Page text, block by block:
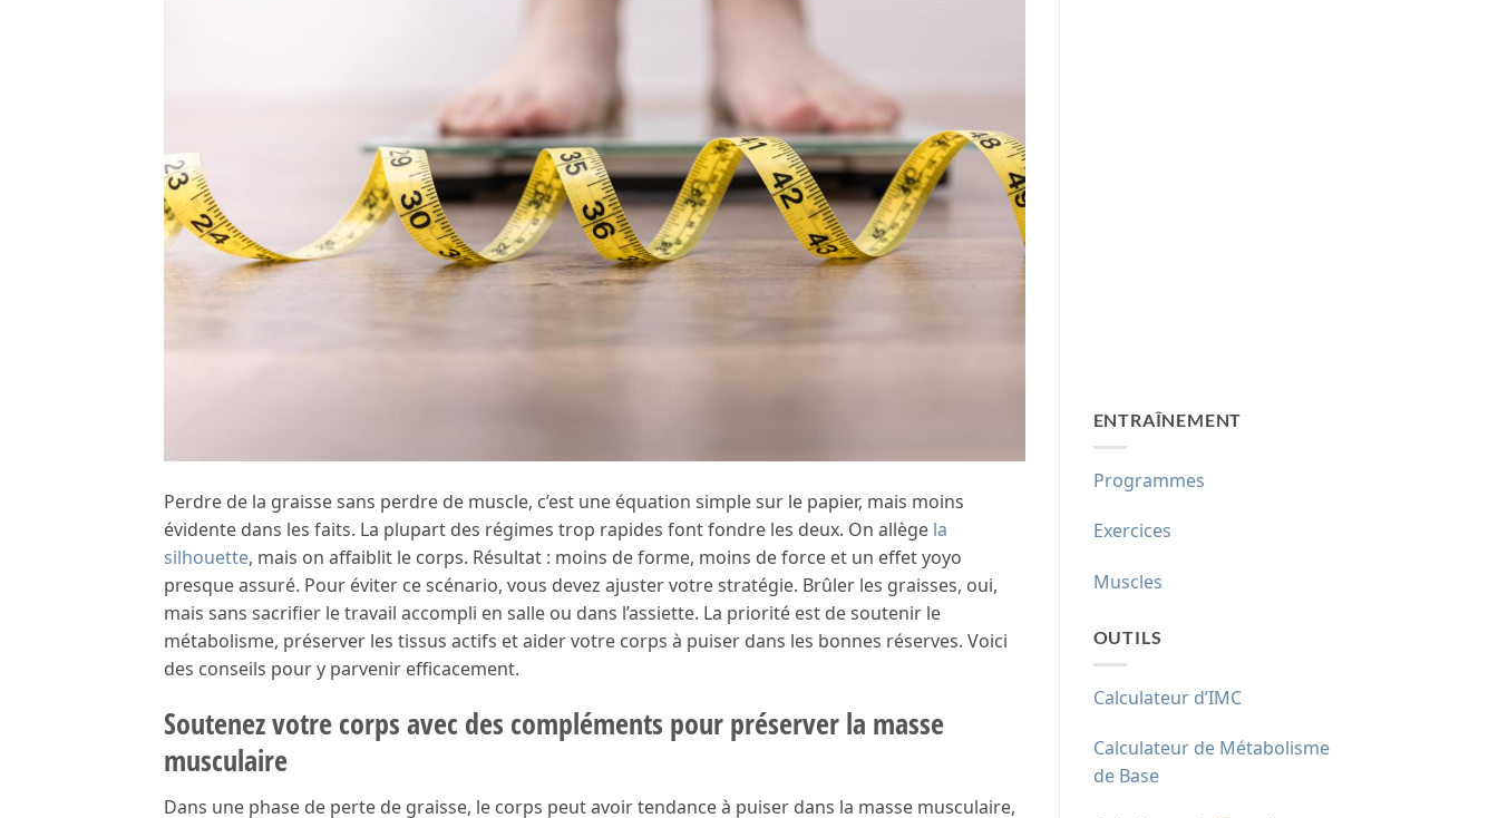
Perdre de la graisse sans perdre de muscle, c’est une équation simple sur le papier, mais moins
évidente dans les faits. La plupart des régimes trop rapides font fondre les deux. On allège la
silhouette, mais on affaiblit le corps. Résultat : moins de forme, moins de force et un effet yoyo
presque assuré. Pour éviter ce scénario, vous devez ajuster votre stratégie. Brûler les graisses, oui,
mais sans sacrifier le travail accompli en salle ou dans l’assiette. La priorité est de soutenir le
métabolisme, préserver les tissus actifs et aider votre corps à puiser dans les bonnes réserves. Voici
des conseils pour y parvenir efficacement.
Soutenez votre corps avec des compléments pour préserver la masse
musculaire
Dans une phase de perte de graisse, le corps peut avoir tendance à puiser dans la masse musculaire,
ENTRAÎNEMENT
Programmes
Exercices
Muscles
OUTILS
Calculateur d’IMC
Calculateur de Métabolisme
de Base